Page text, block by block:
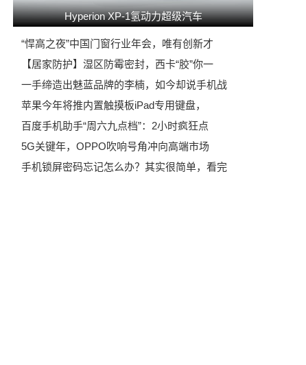
Hyperion XP-1氢动力超级汽车
“悍高之夜”中国门窗行业年会，唯有创新才
【居家防护】湿区防霉密封，西卡“胶”你一
一手缔造出魅蓝品牌的李楠，如今却说手机战
苹果今年将推内置触摸板iPad专用键盘，
百度手机助手“周六九点档”：2小时疯狂点
5G关键年，OPPO吹响号角冲向高端市场
手机锁屏密码忘记怎么办？其实很简单，看完